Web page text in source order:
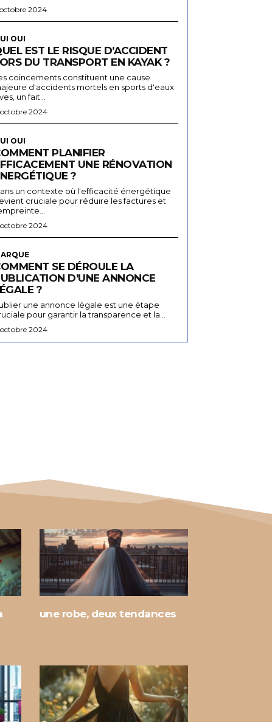
2024
OUI
EST LE RISQUE D’ACCIDENT
DU TRANSPORT EN KAYAK ?
coincements constituent une cause
d'accidents mortels en sports d'eaux
un fait...
2024
OUI
PLANIFIER
UNE RÉNOVATION
?
un contexte où l'efficacité énergétique
cruciale pour réduire les factures et
2024
SE DÉROULE LA
D’UNE ANNONCE
?
une annonce légale est une étape
pour garantir la transparence et la...
2024
une robe, deux tendances